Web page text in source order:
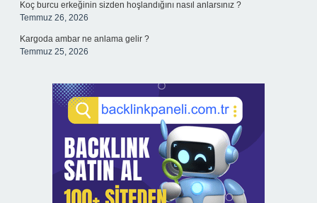
Koç burcu erkeğinin sizden hoşlandığını nasıl anlarsınız ?
Temmuz 26, 2026
Kargoda ambar ne anlama gelir ?
Temmuz 25, 2026